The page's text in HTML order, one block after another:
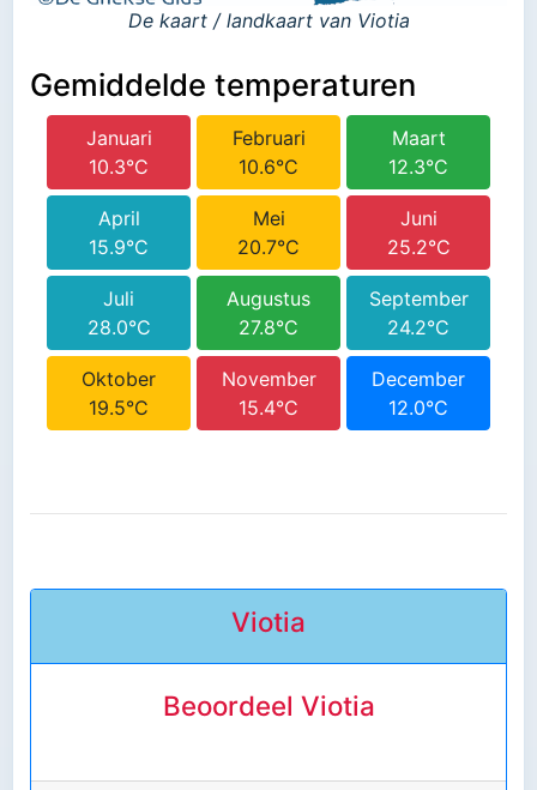
De kaart / landkaart van Viotia
Gemiddelde temperaturen
Januari
10.3°C
Februari
10.6°C
Maart
12.3°C
April
15.9°C
Mei
20.7°C
Juni
25.2°C
Juli
28.0°C
Augustus
27.8°C
September
24.2°C
Oktober
19.5°C
November
15.4°C
December
12.0°C
Viotia
Beoordeel Viotia